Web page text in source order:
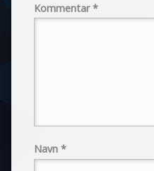
Kommentar*
Navn *